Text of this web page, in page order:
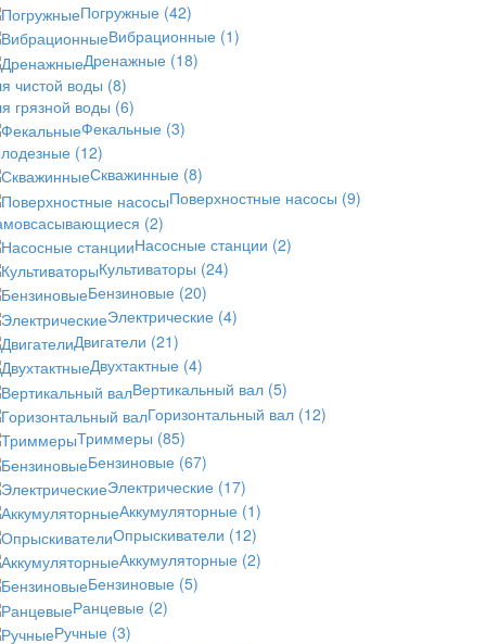
Погружные (42)
Вибрационные (1)
Дренажные (18)
чистой воды (8)
грязной воды (6)
Фекальные (3)
(12)
Скважинные (8)
Поверхностные насосы (9)
(2)
Насосные станции (2)
Культиваторы (24)
Бензиновые (20)
Электрические (4)
Двигатели (21)
Двухтактные (4)
Вертикальный вал (5)
Горизонтальный вал (12)
Триммеры (85)
Бензиновые (67)
Электрические (17)
Аккумуляторные (1)
Опрыскиватели (12)
Аккумуляторные (2)
Бензиновые (5)
Ранцевые (2)
Ручные (3)